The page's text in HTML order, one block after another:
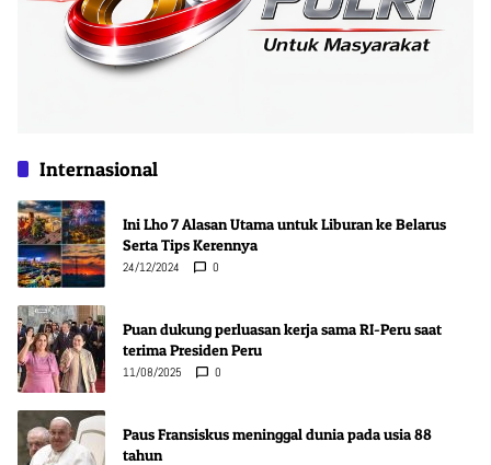
Internasional
Ini Lho 7 Alasan Utama untuk Liburan ke Belarus
Serta Tips Kerennya
24/12/2024 0
Puan dukung perluasan kerja sama RI-Peru saat
terima Presiden Peru
11/08/2025 0
Paus Fransiskus meninggal dunia pada usia 88
tahun